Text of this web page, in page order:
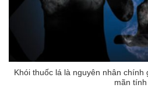
sau sinh là tình trạng viêm da
phổ biến, khiến đôi bàn tay,
của chị em trở nên khô...
Khói thuốc lá là nguyên nhân chính
mãn tính